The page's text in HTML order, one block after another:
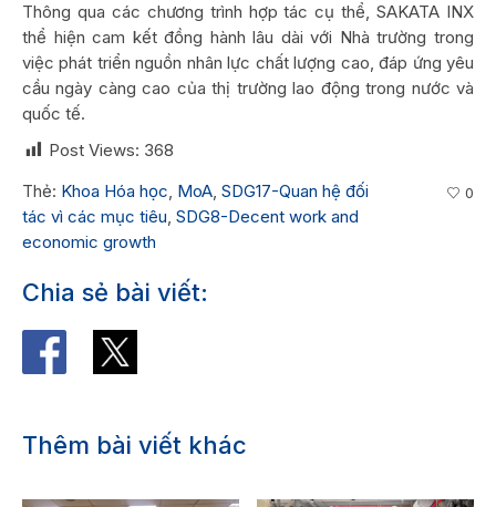
Thông qua các chương trình hợp tác cụ thể, SAKATA INX
thể hiện cam kết đồng hành lâu dài với Nhà trường trong
việc phát triển nguồn nhân lực chất lượng cao, đáp ứng yêu
cầu ngày càng cao của thị trường lao động trong nước và
quốc tế.
Post Views: 368
Thẻ: Khoa Hóa học, MoA, SDG17-Quan hệ đối
tác vì các mục tiêu, SDG8-Decent work and
economic growth
0
Chia sẻ bài viết:
Thêm bài viết khác